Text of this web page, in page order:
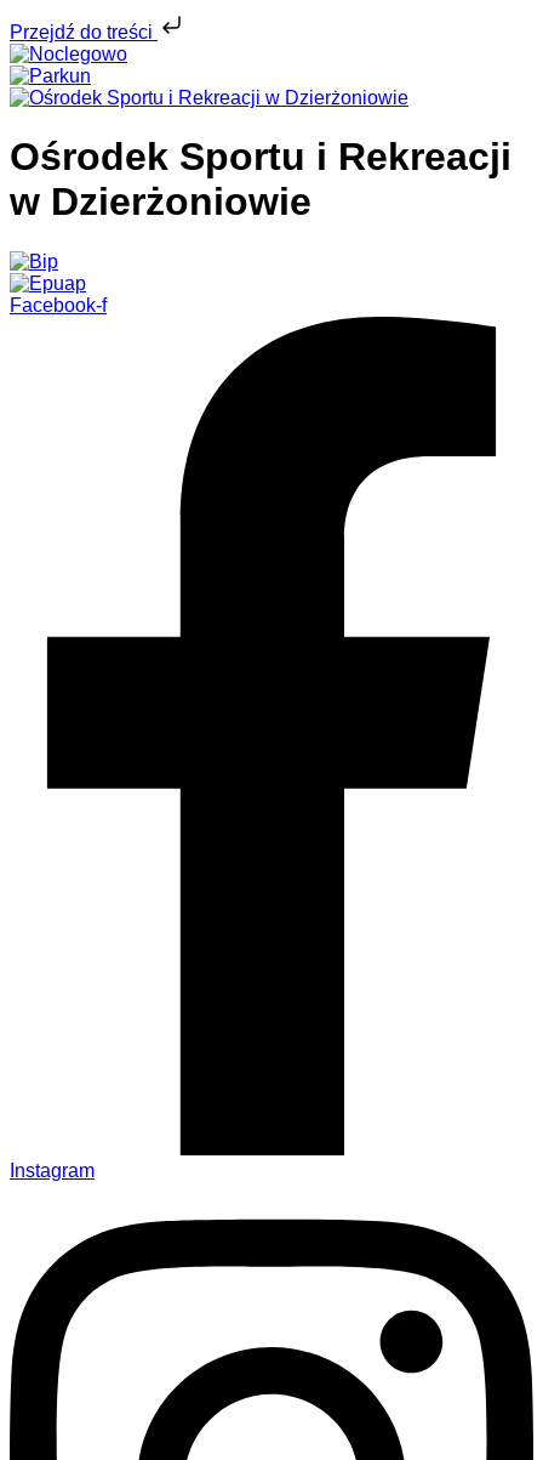
Przejdź do treści
Ośrodek Sportu i Rekreacji
w Dzierżoniowie
Facebook-f
Instagram